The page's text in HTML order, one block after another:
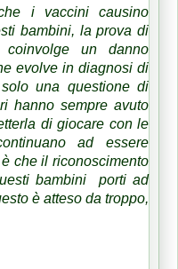
i vaccini causino
bambini, la prova di
un danno
evolve in diagnosi di
una questione di
hanno sempre avuto
di giocare con le
ad essere
che il riconoscimento
bambini porti ad
è atteso da troppo,